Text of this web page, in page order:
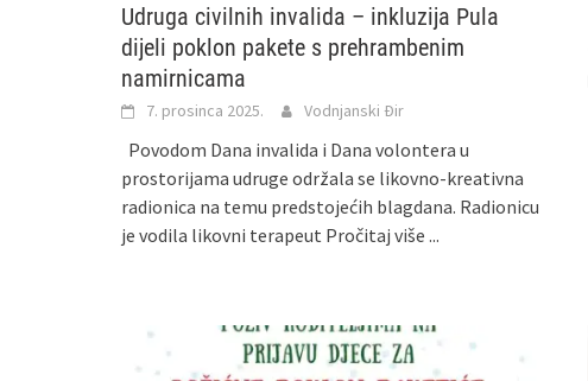
Udruga civilnih invalida – inkluzija Pula
dijeli poklon pakete s prehrambenim
namirnicama
7. prosinca 2025. Vodnjanski Đir
Povodom Dana invalida i Dana volontera u
prostorijama udruge održala se likovno-kreativna
radionica na temu predstojećih blagdana. Radionicu
je vodila likovni terapeut Pročitaj više ...